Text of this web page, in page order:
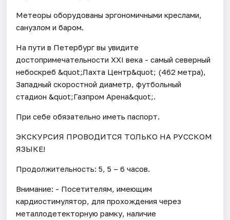
Метеоры оборудованы эргономичными креслами,
санузлом и баром.
На пути в Петербург вы увидите
достопримечательности XXI века - самый северный
небоскреб &quot;Лахта Центр&quot; (462 метра),
Западный скоростной диаметр, футбольный
стадион &quot;Газпром Арена&quot;.
При себе обязательно иметь паспорт.
ЭКСКУРСИЯ ПРОВОДИТСЯ ТОЛЬКО НА РУССКОМ
ЯЗЫКЕ!
Продолжительность: 5, 5 – 6 часов.
Внимание: - Посетителям, имеющим
кардиостимулятор, для прохождения через
металлодетекторную рамку, наличие